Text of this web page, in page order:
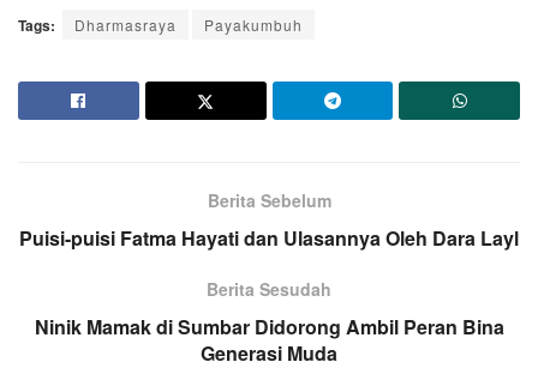
Tags: Dharmasraya Payakumbuh
Berita Sebelum
Puisi-puisi Fatma Hayati dan Ulasannya Oleh Dara Layl
Berita Sesudah
Ninik Mamak di Sumbar Didorong Ambil Peran Bina
Generasi Muda